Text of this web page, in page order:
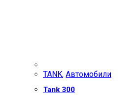
TANK, Автомобили
Tank 300